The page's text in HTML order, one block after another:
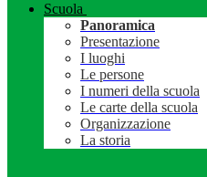
Scuola
Panoramica
Presentazione
I luoghi
Le persone
I numeri della scuola
Le carte della scuola
Organizzazione
La storia